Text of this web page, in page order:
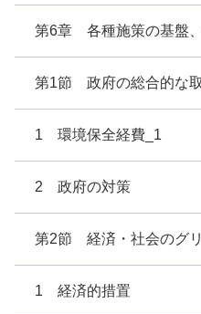
第6章 各種施策の基盤
第1節 政府の総合的な
1 環境保全経費_1
2 政府の対策
第2節 経済・社会のグ
1 経済的措置